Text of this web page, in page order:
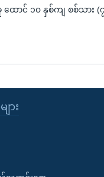
ောင် ၁၀ နှစ်ကျ စစ်သား (
ား